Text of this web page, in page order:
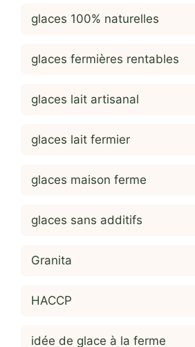
glaces 100% naturelles
glaces fermières rentables
glaces lait artisanal
glaces lait fermier
glaces maison ferme
glaces sans additifs
Granita
HACCP
idée de glace à la ferme